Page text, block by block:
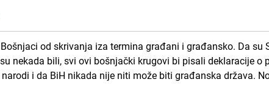
od skrivanja iza termina građani i građansko. Da su
nekada bili, svi ovi bošnjački krugovi bi pisali deklaracije o
i da BiH nikada nije niti može biti građanska država.